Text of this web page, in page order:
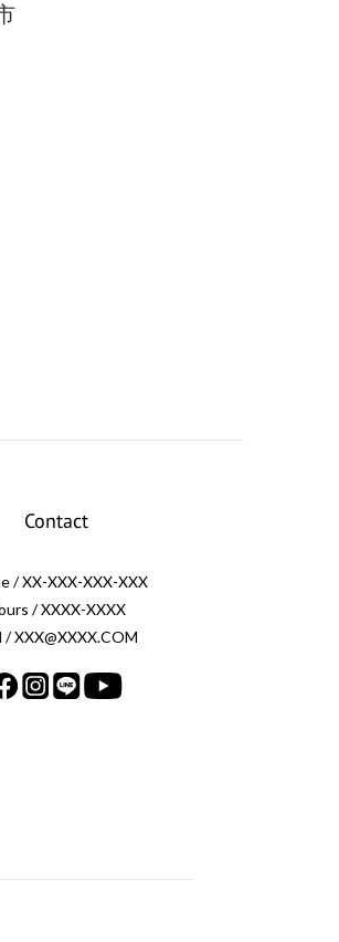
Contact
/ XX-XXX-XXX-XXX
/ XXXX-XXXX
/ XXX@XXXX.COM